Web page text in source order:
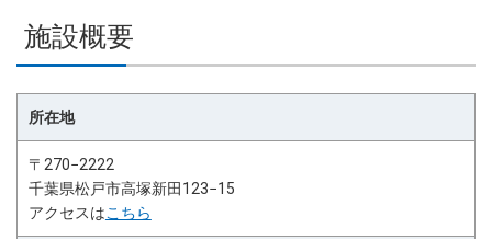
施設概要
所在地
〒270−2222
千葉県松戸市高塚新田123−15
アクセスはこちら